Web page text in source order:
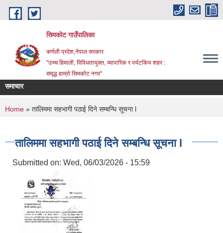
Skip to main content
सिमकोट गाउँपालिका
कर्णली प्रदेश,नेपाल सरकार
"उच्च हिमाली, विविधतायुक्त, व्यापारिक र पर्यटकिय शहर :
समृद्ध हाम्रो सिमकोट नगर"
समाचार
सम्बन्धी सूचना
You are here
Home » तालिममा सहभागी पठाई दिने सम्बन्धि सूचना l
तालिममा सहभागी पठाई दिने सम्बन्धि सूचना l
Submitted on: Wed, 06/03/2026 - 15:59